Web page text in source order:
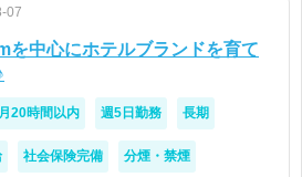
ールも多数導入していますの
07
中心にホテルブランドを育て
20時間以内 週5日勤務 長期
社会保険完備 分煙・禁煙